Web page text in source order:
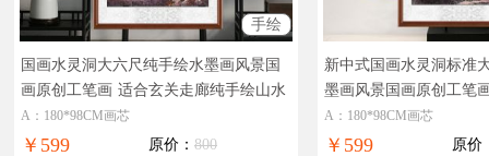
手绘
国画水灵洞大六尺纯手绘水墨画风景国
画原创工笔画 适合玄关走廊纯手绘山水
画水墨国画
A：180*98CM画芯
￥599 原价： 800
新中式国画水灵洞标准
墨画风景国画原创工笔
画当代艺术风景画
A：180*98CM画芯
￥599 原价